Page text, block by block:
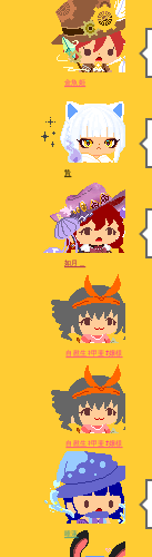
金魚姫
贄
如月＿
自慰生ｷ甲斐ｵ嬢様
自慰生ｷ甲斐ｵ嬢様
睡蓮